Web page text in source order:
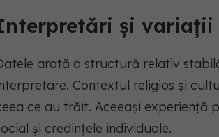
și variații
arată o structură relativ
Contextul religios și
ce au trăit. Aceeași experiență
și credințele individuale.